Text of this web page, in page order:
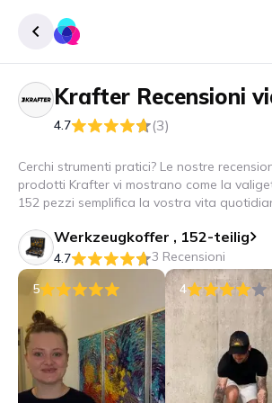
Accedere
Inscrivere
Krafter Recensioni
4.7 (3)
Cerchi strumenti pratici? Le nostre
prodotti Krafter vi mostrano come la
152 pezzi semplifica la vostra vita
Werkzeugkoffer , 152-teilig
4.7
3 Recensioni
5
4